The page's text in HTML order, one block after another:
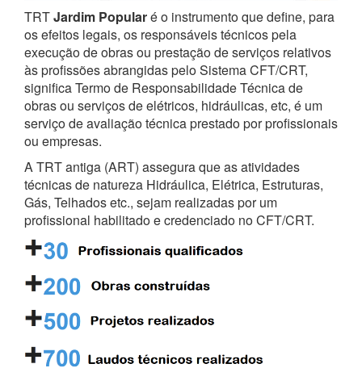
TRTJardim Popularé o instrumento que define, para
os efeitos legais, os responsáveis técnicos pela
execução de obras ou prestação de serviços relativos
às profissões abrangidas pelo Sistema CFT/CRT,
significa Termo de Responsabilidade Técnica de
obras ou serviços de elétricos, hidráulicas, etc, é um
serviço de avaliação técnica prestado por profissionais
ou empresas.
A TRT antiga (ART) assegura que as atividades
técnicas de natureza Hidráulica, Elétrica, Estruturas,
Gás, Telhados etc., sejam realizadas por um
profissional habilitado e credenciado no CFT/CRT.